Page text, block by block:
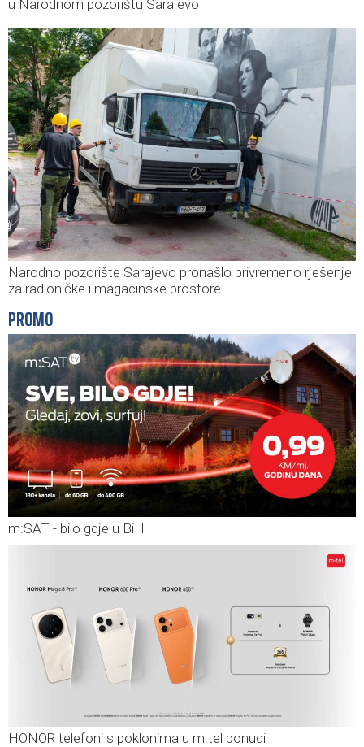
u Narodnom pozorištu Sarajevo
Narodno pozorište Sarajevo pronašlo privremeno rješenje
za radioničke i magacinske prostore
PROMO
m:SAT - bilo gdje u BiH
HONOR telefoni s poklonima u m:tel ponudi